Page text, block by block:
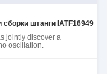
all the difference.
sessions. Highly
штанги IATF16949
jointly discover a
oscillation.